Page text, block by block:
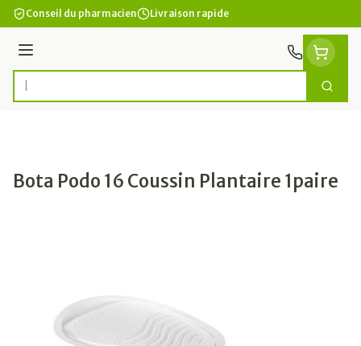
Aller au contenu
Conseil du pharmacien Livraison rapide
Menu
Rechercher
Bota Podo 16 Coussin Plantaire 1paire